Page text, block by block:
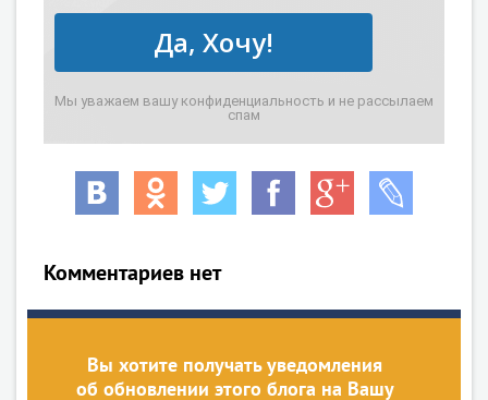
Да, Хочу!
Мы уважаем вашу конфиденциальность и не рассылаем
спам
Комментариев нет
Вы хотите получать уведомления
об обновлении этого блога на Вашу